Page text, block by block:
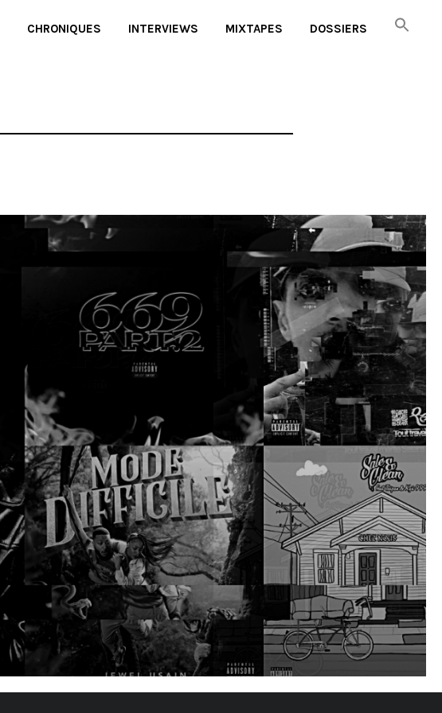
CHRONIQUES INTERVIEWS MIXTAPES DOSSIERS